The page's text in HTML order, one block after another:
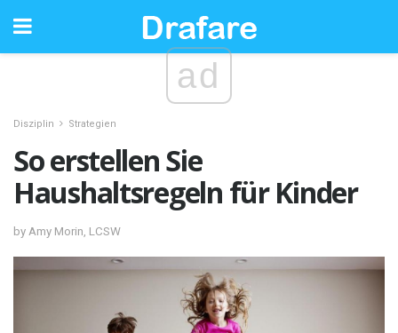
ad
Disziplin Strategien
So erstellen Sie
Haushaltsregeln für Kinder
by Amy Morin, LCSW